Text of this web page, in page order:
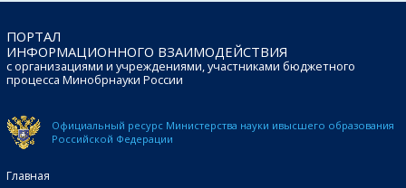
ПОРТАЛ
ИНФОРМАЦИОННОГО ВЗАИМОДЕЙСТВИЯ
с организациями и учреждениями, участниками бюджетного
процесса Минобрнауки России
Официальный ресурс Министерства науки ивысшего образования
Российской Федерации
Главная